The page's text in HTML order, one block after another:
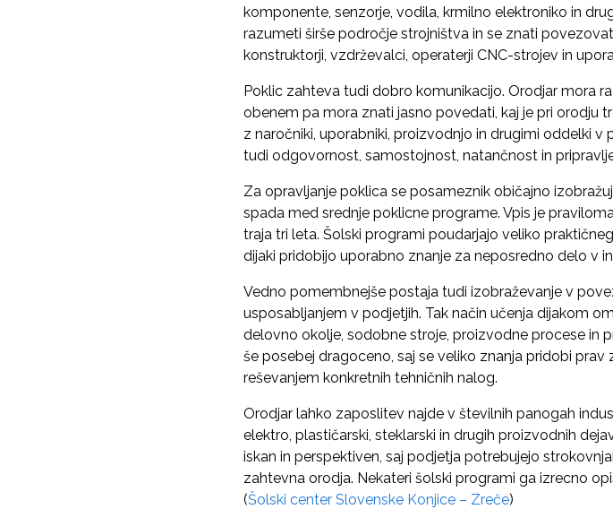
komponente, senzorje, vodila, krmilno elektroniko in
razumeti širše področje strojništva in se znati
konstruktorji, vzdrževalci, operaterji CNC-strojev in
Poklic zahteva tudi dobro komunikacijo. Orodjar mora
obenem pa mora znati jasno povedati, kaj je pri orodju
z naročniki, uporabniki, proizvodnjo in drugimi oddelki
tudi odgovornost, samostojnost, natančnost in
Za opravljanje poklica se posameznik običajno
spada med srednje poklicne programe. Vpis je
traja tri leta. Šolski programi poudarjajo veliko
dijaki pridobijo uporabno znanje za neposredno delo v
Vedno pomembnejše postaja tudi izobraževanje v
usposabljanjem v podjetjih. Tak način učenja dijakom
delovno okolje, sodobne stroje, proizvodne procese in
še posebej dragoceno, saj se veliko znanja pridobi
reševanjem konkretnih tehničnih nalog.
Orodjar lahko zaposlitev najde v številnih panogah
elektro, plastičarski, steklarski in drugih proizvodnih
iskan in perspektiven, saj podjetja potrebujejo
zahtevna orodja. Nekateri šolski programi ga izrecno
(Šolski center Slovenske Konjice – Zreče)